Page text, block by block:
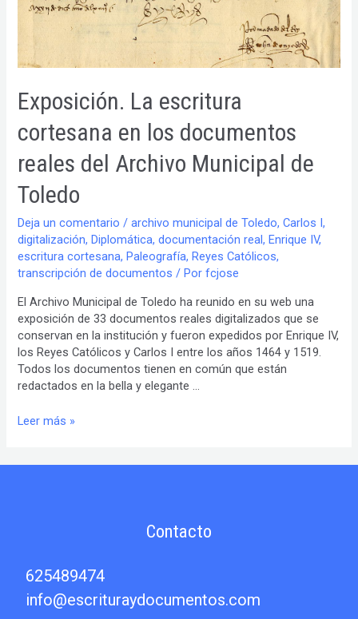
Aragón
Exposición. La escritura
cortesana en los documentos
reales del Archivo Municipal de
Toledo
Deja un comentario /archivo municipal de Toledo,Carlos I,
digitalización,Diplomática,documentación real,Enrique IV,
escritura cortesana,Paleografía,Reyes Católicos,
transcripción de documentos / Porfcjose
El Archivo Municipal de Toledo ha reunido en su web una
exposición de 33 documentos reales digitalizados que se
conservan en la institución y fueron expedidos por Enrique IV,
los Reyes Católicos y Carlos I entre los años 1464 y 1519.
Todos los documentos tienen en común que están
redactados en la bella y elegante …
Exposición.
Archivo
de
Leer más »
Contacto
625489474
info@escrituraydocumentos.com